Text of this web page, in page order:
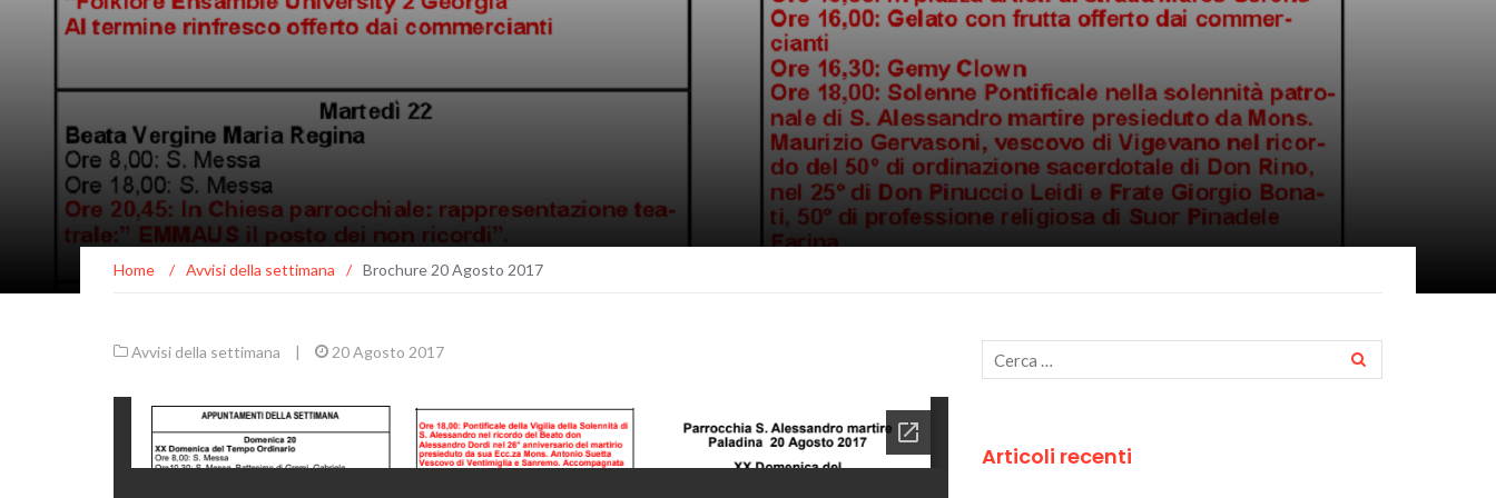
Home / Avvisi della settimana / Brochure 20 Agosto 2017
Avvisi della settimana | 20 Agosto 2017
Articoli recenti